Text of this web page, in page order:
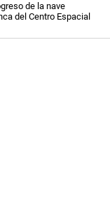
de la nave
del Centro Espacial